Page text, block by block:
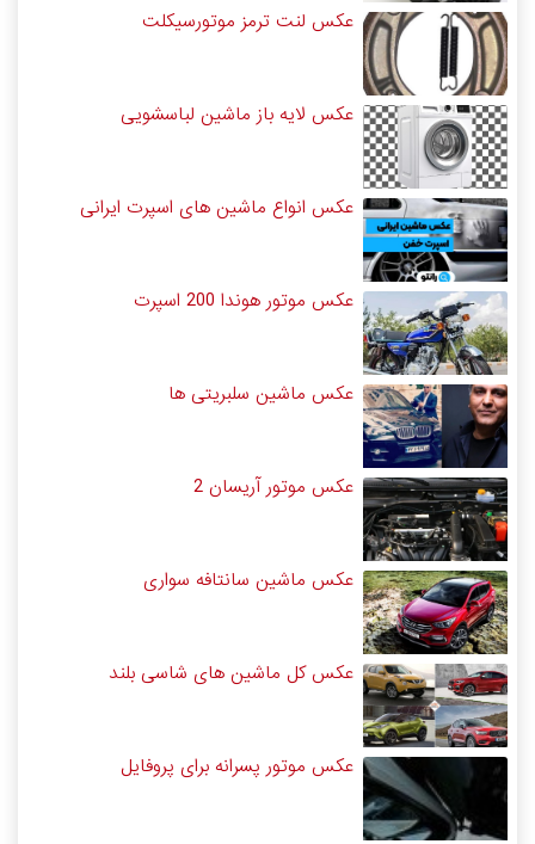
عکس لنت ترمز موتورسیکلت
عکس لایه باز ماشین لباسشویی
عکس انواع ماشین های اسپرت ایرانی
عکس موتور هوندا 200 اسپرت
عکس ماشین سلبریتی ها
عکس موتور آریسان 2
عکس ماشین سانتافه سواری
عکس کل ماشین های شاسی بلند
عکس موتور پسرانه برای پروفایل